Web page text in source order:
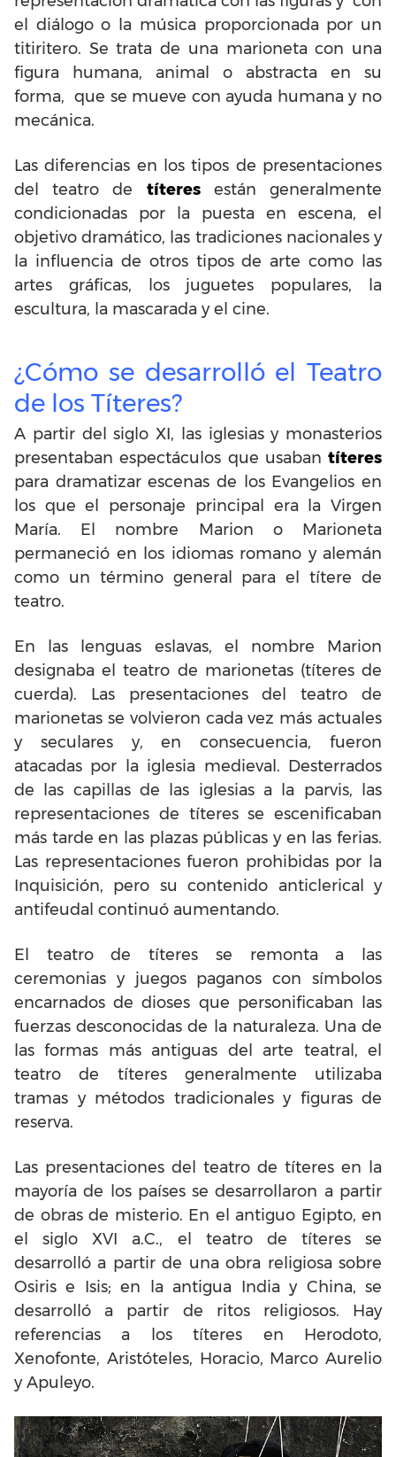
el diálogo o la música proporcionada por un
titiritero. Se trata de una marioneta con una
figura humana, animal o abstracta en su
forma, que se mueve con ayuda humana y no
mecánica.
Las diferencias en los tipos de presentaciones
del teatro de títeresestán generalmente
condicionadas por la puesta en escena, el
objetivo dramático, las tradiciones nacionales y
la influencia de otros tipos de arte como las
artes gráficas, los juguetes populares, la
escultura, la mascarada y el cine.
¿Cómo se desarrolló el Teatro
de los Títeres?
A partir del siglo XI, las iglesias y monasterios
presentaban espectáculos que usaban títeres
para dramatizar escenas de los Evangelios en
los que el personaje principal era la Virgen
María. El nombre Marion o Marioneta
permaneció en los idiomas romano y alemán
como un término general para el títere de
teatro.
En las lenguas eslavas, el nombre Marion
designaba el teatro de marionetas (títeres de
cuerda). Las presentaciones del teatro de
marionetas se volvieron cada vez más actuales
y seculares y, en consecuencia, fueron
atacadas por la iglesia medieval. Desterrados
de las capillas de las iglesias a la parvis, las
representaciones de títeres se escenificaban
más tarde en las plazas públicas y en las ferias.
Las representaciones fueron prohibidas por la
Inquisición, pero su contenido anticlerical y
antifeudal continuó aumentando.
El teatro de títeres se remonta a las
ceremonias y juegos paganos con símbolos
encarnados de dioses que personificaban las
fuerzas desconocidas de la naturaleza. Una de
las formas más antiguas del arte teatral, el
teatro de títeres generalmente utilizaba
tramas y métodos tradicionales y figuras de
reserva.
Las presentaciones del teatro de títeres en la
mayoría de los países se desarrollaron a partir
de obras de misterio. En el antiguo Egipto, en
el siglo XVI a.C., el teatro de títeres se
desarrolló a partir de una obra religiosa sobre
Osiris e Isis; en la antigua India y China, se
desarrolló a partir de ritos religiosos. Hay
referencias a los títeres en Herodoto,
Xenofonte, Aristóteles, Horacio, Marco Aurelio
y Apuleyo.